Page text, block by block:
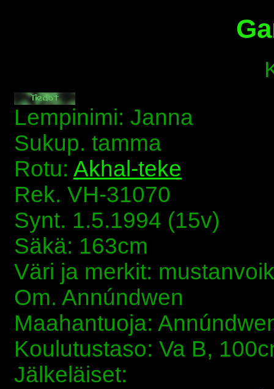
Lempinimi: Janna
Sukup. tamma
Rotu: Akhal-teke
Rek. VH-31070
Synt. 1.5.1994 (15v)
Säkä: 163cm
Väri ja merkit:
Om. Annúndwen
Maahantuoja:
Koulutustaso: Va B,
Jälkeläiset: